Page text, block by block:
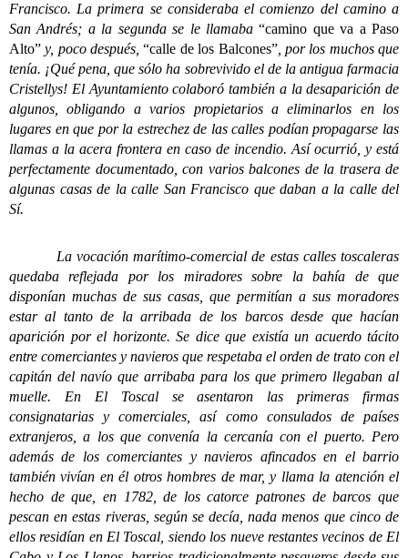
Francisco. La primera se consideraba el comienzo del camino a
San Andrés; a la segunda se le llamaba“camino que va a Paso
Alto” y, poco después,“calle de los Balcones”, por los muchos que
tenía. ¡Qué pena, que sólo ha sobrevivido el de la antigua farmacia
Cristellys! El Ayuntamiento colaboró también a la desaparición de
algunos, obligando a varios propietarios a eliminarlos en los
lugares en que por la estrechez de las calles podían propagarse las
llamas a la acera frontera en caso de incendio. Así ocurrió, y está
perfectamente documentado, con varios balcones de la trasera de
algunas casas de la calle San Francisco que daban a la calle del
Sí.
La vocación marítimo-comercial de estas calles toscaleras
quedaba reflejada por los miradores sobre la bahía de que
disponían muchas de sus casas, que permitían a sus moradores
estar al tanto de la arribada de los barcos desde que hacían
aparición por el horizonte. Se dice que existía un acuerdo tácito
entre comerciantes y navieros que respetaba el orden de trato con el
capitán del navío que arribaba para los que primero llegaban al
muelle. En El Toscal se asentaron las primeras firmas
consignatarias y comerciales, así como consulados de países
extranjeros, a los que convenía la cercanía con el puerto. Pero
además de los comerciantes y navieros afincados en el barrio
también vivían en él otros hombres de mar, y llama la atención el
hecho de que, en 1782, de los catorce patrones de barcos que
pescan en estas riveras, según se decía, nada menos que cinco de
ellos residían en El Toscal, siendo los nueve restantes vecinos de El